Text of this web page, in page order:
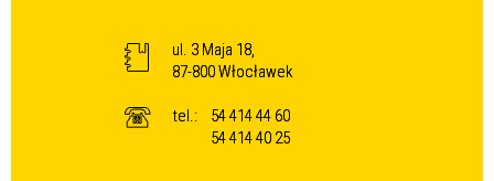
ul. 3 Maja 18,
87-800 Włocławek
tel.:
54 414 44 60
54 414 40 25